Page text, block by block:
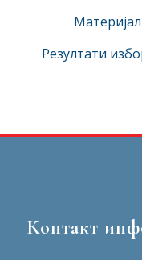
Резултати
Контакт